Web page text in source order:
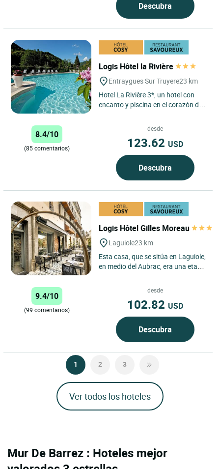
Descubra
Logis Hôtel la Rivière
Entraygues Sur Truyere23 km
Hotel La Rivière 3*, un hotel con
encanto y piscina en el corazón de
8.4/10
(85 comentarios)
desde
123.62 USD
Descubra
Logis Hôtel Gilles Moreau
Laguiole23 km
Esta casa, que se sitúa en Laguiole,
en medio del Aubrac, era una etapa
9.4/10
(99 comentarios)
desde
102.82 USD
Descubra
1 2 3
Ver todos los hoteles
Mur De Barrez : Hoteles mejor